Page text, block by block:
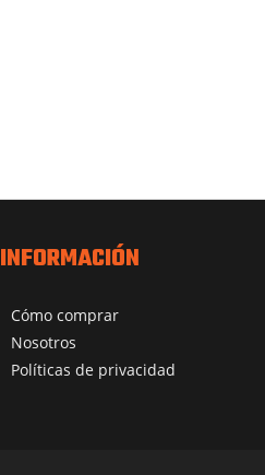
INFORMACIÓN
Cómo comprar
Nosotros
Políticas de privacidad